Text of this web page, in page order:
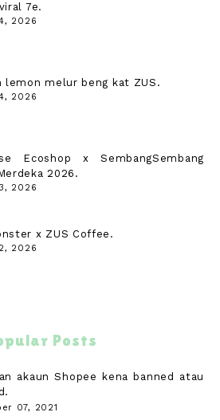
7e.
2026
lemon melur beng kat ZUS.
2026
Ecoshop x SembangSembang
2026.
2026
x ZUS Coffee.
2026
Posts
akaun Shopee kena banned atau
07, 2021